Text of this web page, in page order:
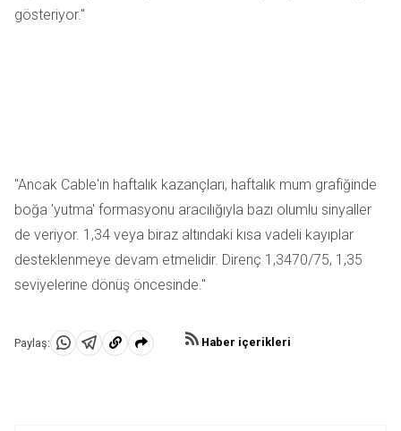
gösteriyor."
"Ancak Cable'ın haftalık kazançları, haftalık mum grafiğinde
boğa 'yutma' formasyonu aracılığıyla bazı olumlu sinyaller
de veriyor. 1,34 veya biraz altındaki kısa vadeli kayıplar
desteklenmeye devam etmelidir. Direnç 1,3470/75, 1,35
seviyelerine dönüş öncesinde."
Paylaş:
WhatsApp'da
Telegram'da
Panoya
Haber içerikleri